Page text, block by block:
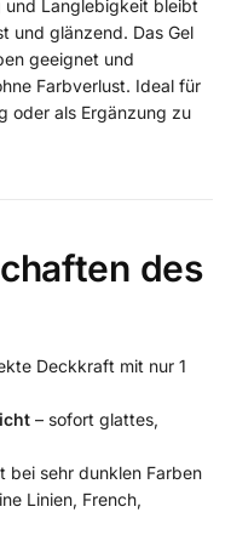
und Langlebigkeit bleibt
und glänzend. Das Gel
geeignet und
Farbverlust. Ideal für
oder als Ergänzung zu
des
Deckkraft mit nur 1
– sofort glattes,
bei sehr dunklen Farben
Linien, French,